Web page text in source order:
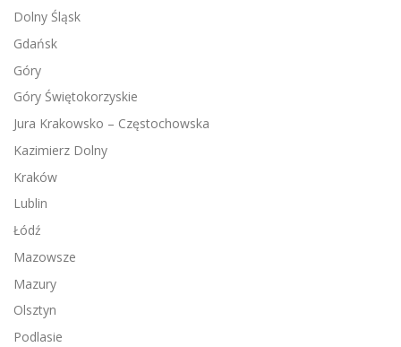
Dolny Śląsk
Gdańsk
Góry
Góry Świętokorzyskie
Jura Krakowsko – Częstochowska
Kazimierz Dolny
Kraków
Lublin
Łódź
Mazowsze
Mazury
Olsztyn
Podlasie